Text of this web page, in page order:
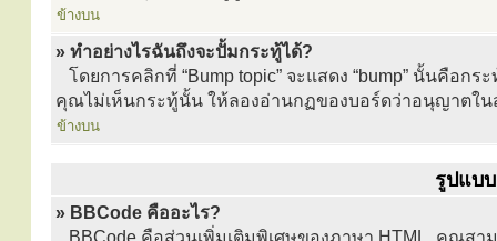
ข้างบน
» ทำอย่างไรฉันถึงจะปั้มกระทู้ได้?
โดยการคลิกที่ “Bump topic” จะแสดง “bump” นั้นคือ
คุณไม่เห็นกระทู้นั้น ให้ลองอ่านกฏของบอร์ดว่าอนุญาตใ
ข้างบน
รูปแบ
» BBCode คืออะไร?
BBCode คือส่วนเพิ่มเติมพิเศษของภาษา HTML. คุณส